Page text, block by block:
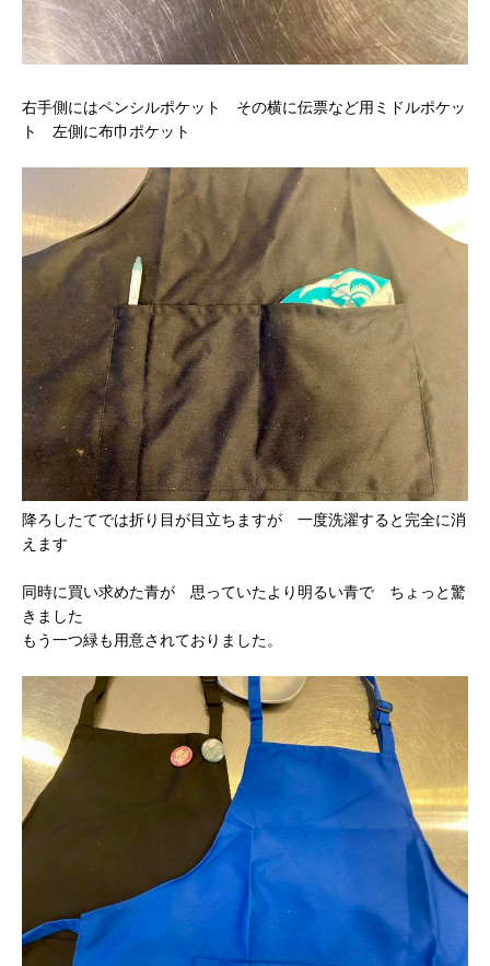
右手側にはペンシルポケット その横に伝票など用ミドルポケッ
ト 左側に布巾ポケット
降ろしたてでは折り目が目立ちますが 一度洗濯すると完全に消
えます
同時に買い求めた青が 思っていたより明るい青で ちょっと驚
きました
もう一つ緑も用意されておりました。